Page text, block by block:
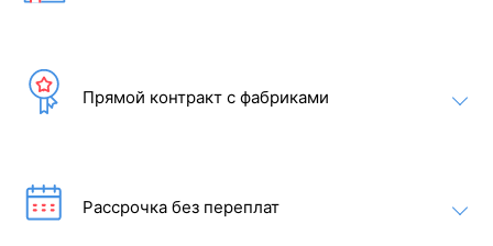
Пакет светодиодных фонарей премиум-класса включает в
себя светодиодный водопад и фонтан, подголовник со
светодиодной подсветкой, клапан со светодиодной
Прямой контракт с фабриками
Рассрочка без переплат